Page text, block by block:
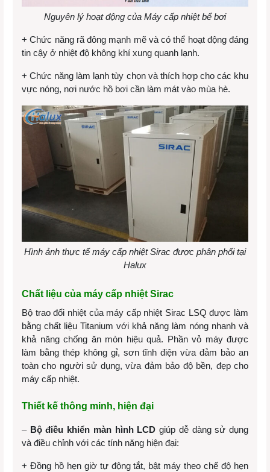
Nguyên lý hoạt động của Máy cấp nhiệt bể bơi
+ Chức năng rã đông mạnh mẽ và có thể hoạt động đáng
tin cậy ở nhiệt độ không khí xung quanh lạnh.
+ Chức năng làm lạnh tùy chọn và thích hợp cho các khu
vực nóng, nơi nước hồ bơi cần làm mát vào mùa hè.
Hình ảnh thực tế máy cấp nhiệt Sirac được phân phối tại
Halux
Chất liệu của máy cấp nhiệt Sirac
Bộ trao đổi nhiệt của máy cấp nhiệt Sirac LSQ được làm
bằng chất liệu Titanium với khả năng làm nóng nhanh và
khả năng chống ăn mòn hiệu quả. Phần vỏ máy được
làm bằng thép không gỉ, sơn tĩnh điện vừa đảm bảo an
toàn cho người sử dụng, vừa đảm bảo độ bền, đẹp cho
máy cấp nhiệt.
Thiết kế thông minh, hiện đại
– Bộ điều khiển màn hình LCD giúp dễ dàng sử dụng
và điều chỉnh với các tính năng hiện đại:
+ Đồng hồ hẹn giờ tự động tắt, bật máy theo chế độ hẹn